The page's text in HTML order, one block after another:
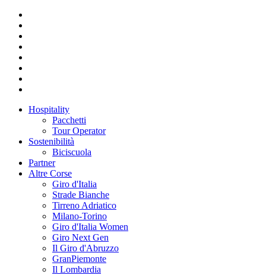
Hospitality
Pacchetti
Tour Operator
Sostenibilità
Biciscuola
Partner
Altre Corse
Giro d'Italia
Strade Bianche
Tirreno Adriatico
Milano-Torino
Giro d'Italia Women
Giro Next Gen
Il Giro d'Abruzzo
GranPiemonte
Il Lombardia